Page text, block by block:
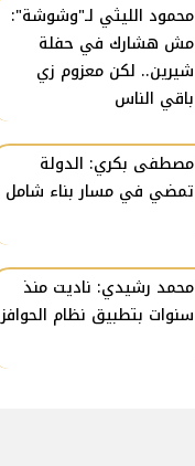
محمود الليثي لـ"وشوشة":
مش هشارك في حفلة
شيرين.. لكن معزوم زي
باقي الناس
مصطفى بكري: الدولة
تمضي في مسار بناء شامل
محمد رشيدي: ناديت منذ
سنوات بتطبيق نظام الحوافز